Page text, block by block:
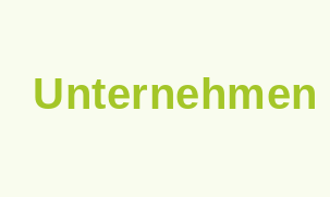
Unternehmen